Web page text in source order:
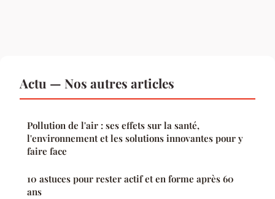
Actu — Nos autres articles
Pollution de l'air : ses effets sur la santé,
l'environnement et les solutions innovantes pour y
faire face
10 astuces pour rester actif et en forme après 60
ans